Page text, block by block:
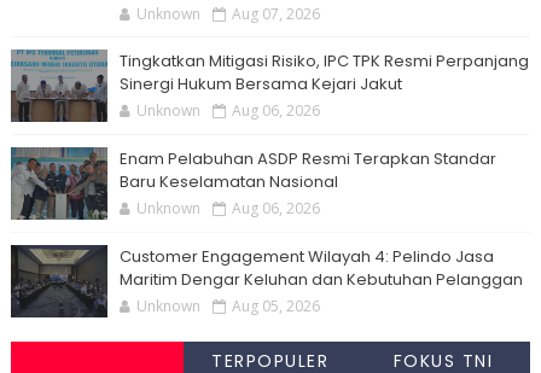
Unknown Aug 07, 2026
Tingkatkan Mitigasi Risiko, IPC TPK Resmi Perpanjang
Sinergi Hukum Bersama Kejari Jakut
Unknown Aug 06, 2026
Enam Pelabuhan ASDP Resmi Terapkan Standar
Baru Keselamatan Nasional
Unknown Aug 06, 2026
Customer Engagement Wilayah 4: Pelindo Jasa
Maritim Dengar Keluhan dan Kebutuhan Pelanggan
Unknown Aug 05, 2026
TERPOPULER FOKUS TNI